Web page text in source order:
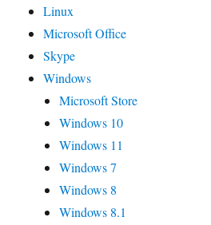
Linux
Microsoft Office
Skype
Windows
Microsoft Store
Windows 10
Windows 11
Windows 7
Windows 8
Windows 8.1